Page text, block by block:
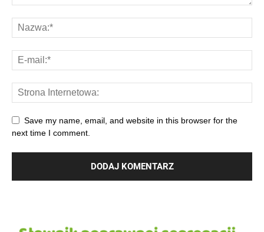
Save my name, email, and website in this browser for the
next time I comment.